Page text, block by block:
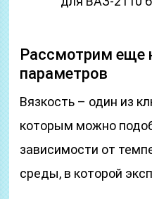
Рассмотрим еще
параметров
Вязкость – один из
которым можно
зависимости от
среды, в которой